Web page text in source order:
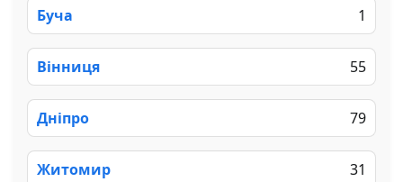
Буча 1
Вінниця 55
Дніпро 79
Житомир 31